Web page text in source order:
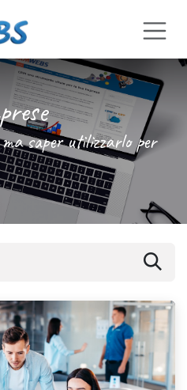
saper utilizzarlo per